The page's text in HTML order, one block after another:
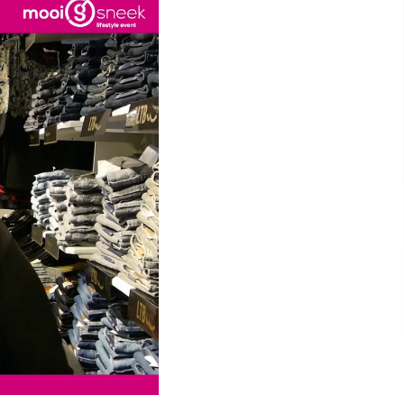
Interactieve plattegrond van
Sneek
Winkelen in Sneek
Bootverhuur